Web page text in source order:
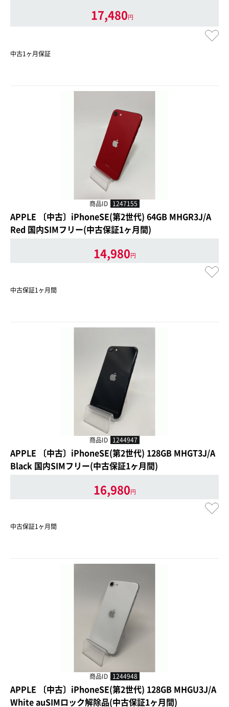
17,480円
中古1ヶ月保証
商品ID 1247155
APPLE 〔中古〕iPhoneSE(第2世代) 64GB MHGR3J/A
Red 国内SIMフリー(中古保証1ヶ月間)
14,980円
中古保証1ヶ月間
商品ID 1244947
APPLE 〔中古〕iPhoneSE(第2世代) 128GB MHGT3J/A
Black 国内SIMフリー(中古保証1ヶ月間)
16,980円
中古保証1ヶ月間
商品ID 1244948
APPLE 〔中古〕iPhoneSE(第2世代) 128GB MHGU3J/A
White auSIMロック解除品(中古保証1ヶ月間)